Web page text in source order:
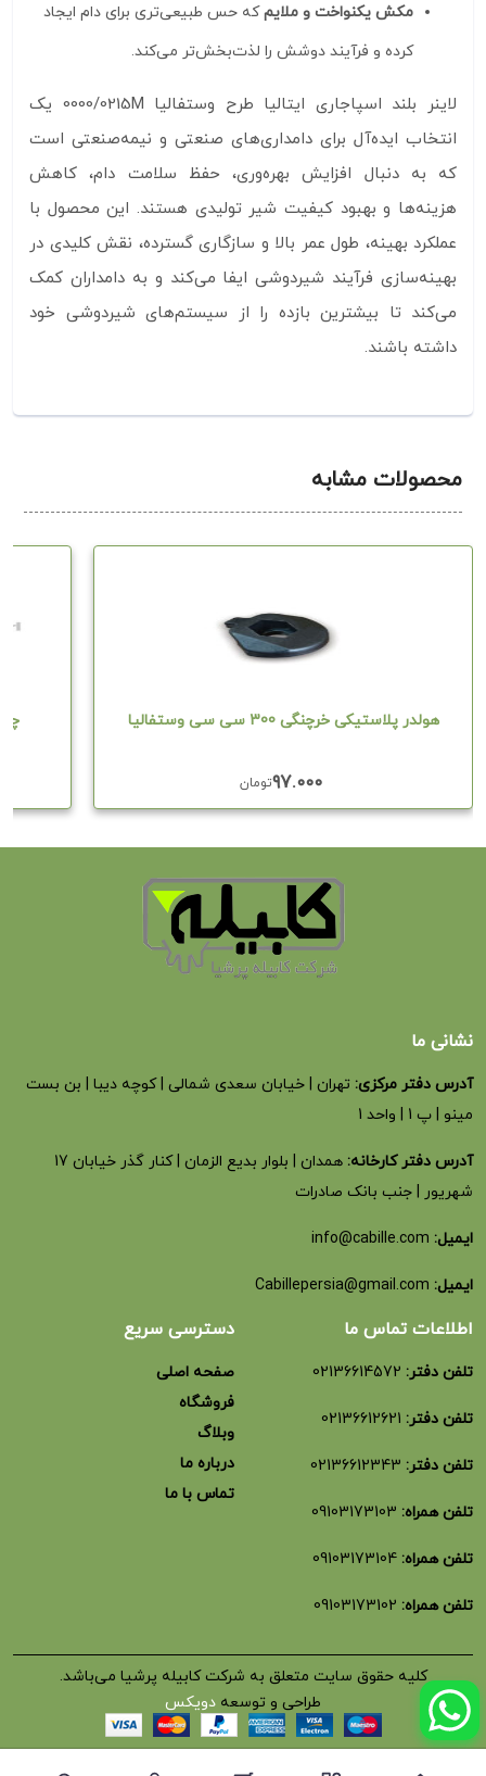
دامداری و مزرعه
مکش یکنواخت و ملایمکه حس طبیعی‌تری برای دام ایجاد
کرده و فرآیند دوشش را لذت‌بخش‌تر می‌کند.
لاینر بلند اسپاجاری ایتالیا طرح وستفالیا 0000/0215M یک
انتخاب ایده‌آل برای دامداری‌های صنعتی و نیمه‌صنعتی است
که به دنبال افزایش بهره‌وری، حفظ سلامت دام، کاهش
هزینه‌ها و بهبود کیفیت شیر تولیدی هستند. این محصول با
عملکرد بهینه، طول عمر بالا و سازگاری گسترده، نقش کلیدی در
بهینه‌سازی فرآیند شیردوشی ایفا می‌کند و به دامداران کمک
می‌کند تا بیشترین بازده را از سیستم‌های شیردوشی خود
داشته باشند.
محصولات مشابه
هولدر پلاستیکی خرچنگی 300 سی سی وستفالیا
تومان ۹۷.۰۰۰
چک
نشانی ما
آدرس دفتر مرکزی: تهران | خیابان سعدی شمالی | کوچه دیبا | بن بست
مینو | پ 1 | واحد 1
آدرس دفتر کارخانه:
همدان | بلوار بدیع الزمان | کنار گذر خیابان 17
شهریور | جنب بانک صادرات
ایمیل: info@cabille.com
ایمیل: Cabillepersia@gmail.com
اطلاعات تماس ما
تلفن دفتر: 02136614572
تلفن دفتر: 02136612621
تلفن دفتر: 02136612343
تلفن همراه: 09103173103
تلفن همراه: 09103173104
تلفن همراه: 09103173102
دسترسی سریع
صفحه اصلی
فروشگاه
وبلاگ
درباره ما
تماس با ما
کلیه حقوق سایت متعلق به شرکت کابیله پرشیا می‌باشد.
طراحی و توسعه دویکس